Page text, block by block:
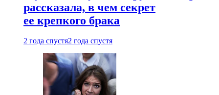
рассказала, в чем секрет
ее крепкого брака
2 года спустя2 года спустя